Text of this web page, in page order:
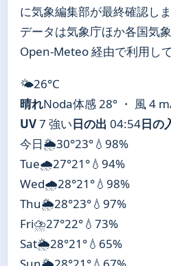
に気象編集部が最終確認しま
データは気象庁ほか各国気
Open-Meteo 経由で利用して
🌤️26°C
晴れNoda体感 28° ・ 風 4
UV7 強い日の出 04:54日の
今日🌦️30°23°💧98%
Tue🌧️27°21°💧94%
Wed🌧️28°21°💧98%
Thu🌦️28°23°💧97%
Fri⛈️27°22°💧73%
Sat🌦️28°21°💧65%